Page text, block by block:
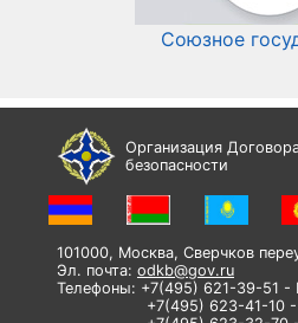
Союзное
Организация
безопасности
101000, Москва, Сверчков
Эл. почта: odkb@gov.ru
Телефоны: +7(495) 621-39-51 -
+7(495) 623-41-10